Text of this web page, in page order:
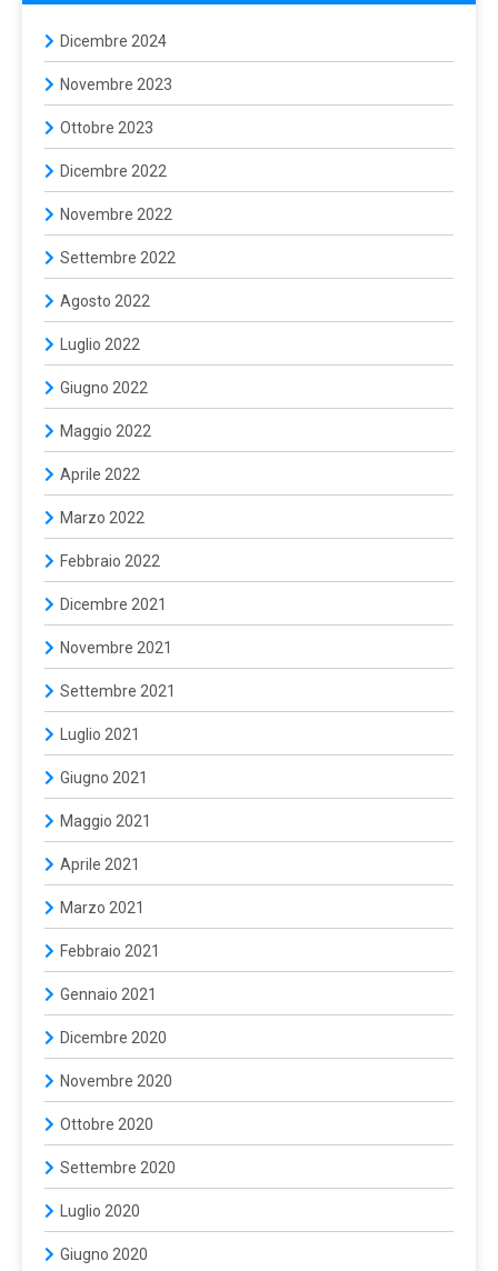
Dicembre 2024
Novembre 2023
Ottobre 2023
Dicembre 2022
Novembre 2022
Settembre 2022
Agosto 2022
Luglio 2022
Giugno 2022
Maggio 2022
Aprile 2022
Marzo 2022
Febbraio 2022
Dicembre 2021
Novembre 2021
Settembre 2021
Luglio 2021
Giugno 2021
Maggio 2021
Aprile 2021
Marzo 2021
Febbraio 2021
Gennaio 2021
Dicembre 2020
Novembre 2020
Ottobre 2020
Settembre 2020
Luglio 2020
Giugno 2020